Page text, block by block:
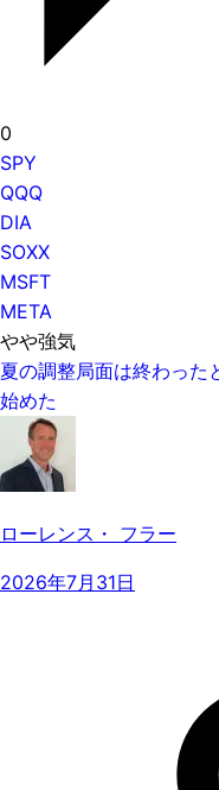
0
SPY
QQQ
DIA
SOXX
MSFT
META
やや強気
夏の調整局面は終わった
始めた
ローレンス・ フラー
2026年7月31日